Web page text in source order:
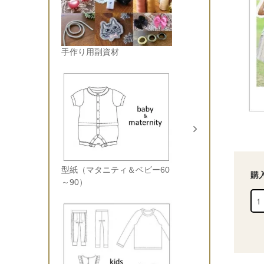
購
手作り用副資材
型紙（マタニティ＆ベビー60
～90）